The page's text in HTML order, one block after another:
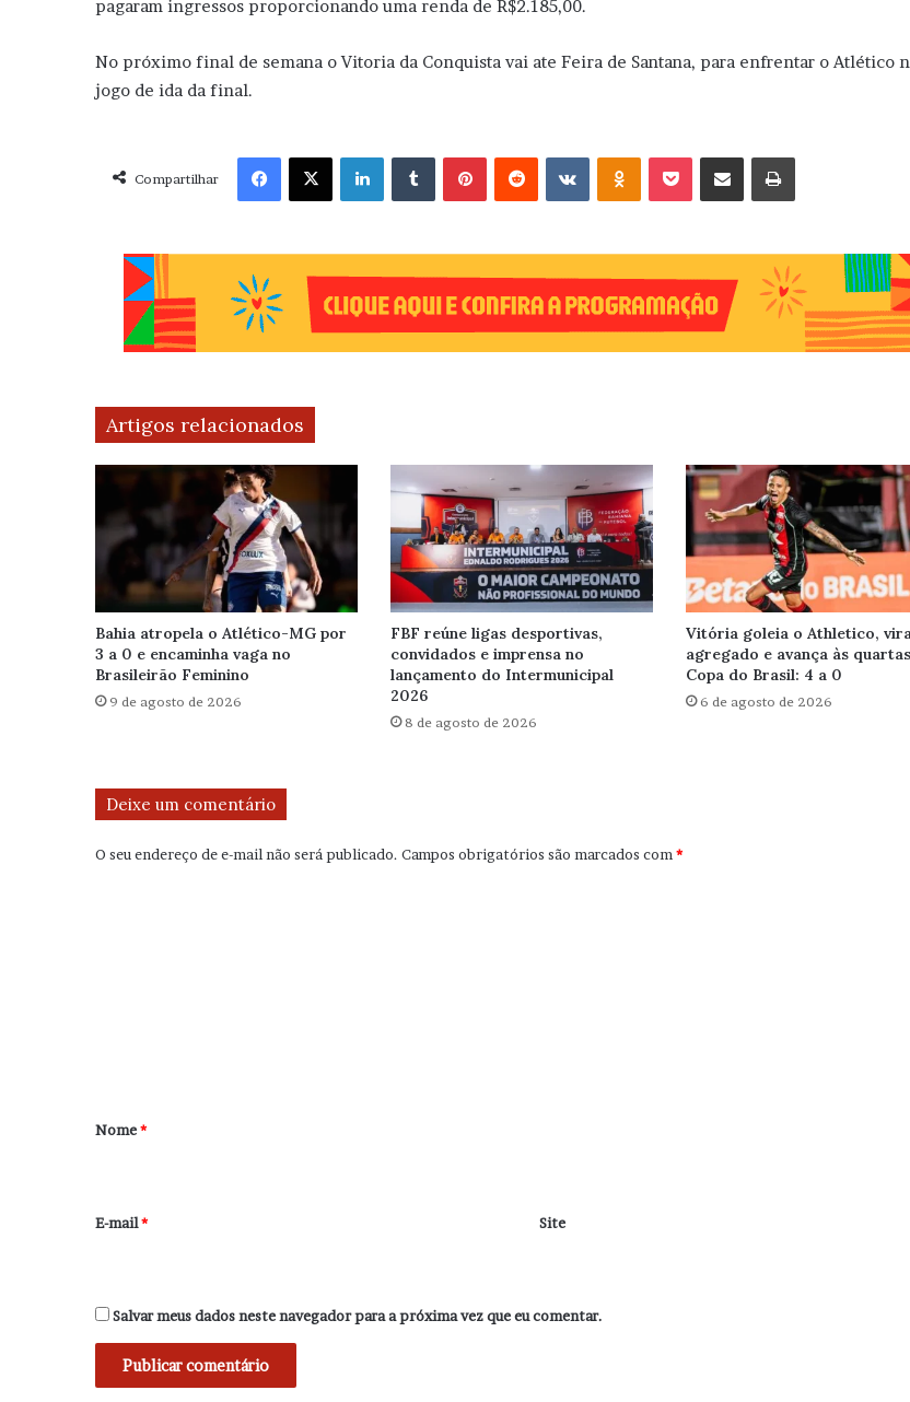
pagaram ingressos proporcionando uma renda de R$2.185,00.
No próximo final de semana o Vitoria da Conquista vai ate Feira de Santana, para enfrentar o Atlético
jogo de ida da final.
Compartilhar
Facebook X Linkedin VK OK
Artigos relacionados
Bahia atropela o Atlético-MG por
3 a 0 e encaminha vaga no
Brasileirão Feminino
9 de agosto de 2026
FBF reúne ligas desportivas,
convidados e imprensa no
lançamento do Intermunicipal
2026
8 de agosto de 2026
Vitória goleia o Athletico,
agregado e avança às
Copa do Brasil: 4 a 0
6 de agosto de 2026
Deixe um comentário
O seu endereço de e-mail não será publicado. Campos obrigatórios são marcados com*
r
*
Nome*
E-mail* Site
Salvar meus dados neste navegador para a próxima vez que eu comentar.